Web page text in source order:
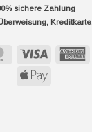
sichere Zahlung
MasterCardVisa
Apple